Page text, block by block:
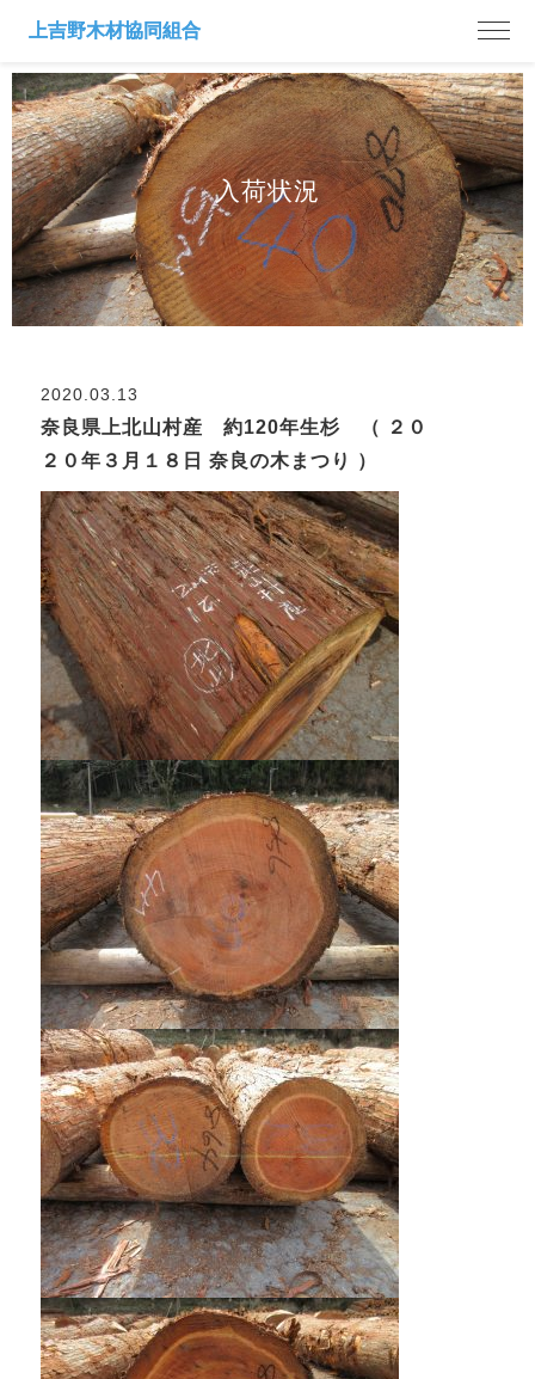
入荷状況
2020.03.13
奈良県上北山村産 約120年生杉 （ ２０
２０年３月１８日 奈良の木まつり ）